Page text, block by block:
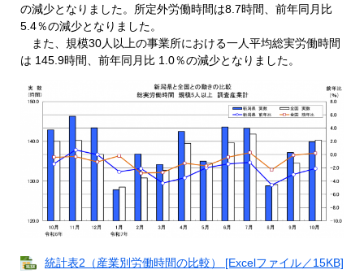
の減少となりました。所定外労働時間は8.7時間、前年同月比
5.4％の減少となりました。
また、規模30人以上の事業所における一人平均総実労働時間
は 145.9時間、前年同月比 1.0％の減少となりました。
統計表2（産業別労働時間の比較） [Excelファイル／15KB]